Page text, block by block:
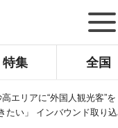
特集 全国
エリアに“外国人観光客”を
たい」 インバウンド取り